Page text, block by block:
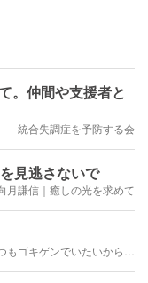
。仲間や支援者と
統合失調症を予防する会
見逃さないで
月謙信｜癒しの光を求めて
もゴキゲンでいたいから…